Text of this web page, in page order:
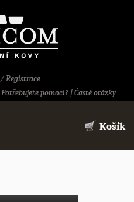
/Registrace
Potřebujete pomoci?|Časté otázky
Košík